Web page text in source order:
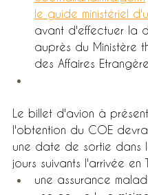
le guide ministériel
avant d'effectuer la
auprès du Ministère
des Affaires
Le billet d'avion à
l'obtention du COE
une date de sortie dans
jours suivants l'arrivée en
une assurance